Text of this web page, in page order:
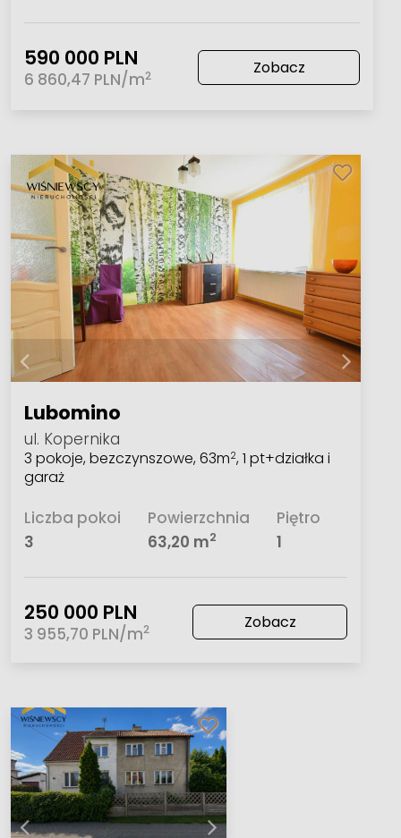
590 000 PLN
6 860,47 PLN/m2 Zobacz
Lubomino
ul. Kopernika
3 pokoje, bezczynszowe, 63m2, 1 pt+działka i
garaż
Liczba pokoi
3
Powierzchnia
63,20 m2
Piętro
1
250 000 PLN
3 955,70 PLN/m2 Zobacz